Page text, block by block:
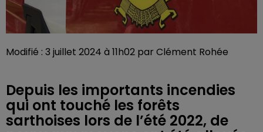
Modifié : 3 juillet 2024 à 11h02 par Clément Rohée
Depuis les importants incendies
qui ont touché les forêts
sarthoises lors de l’été 2022, de